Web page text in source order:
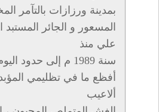
بمدينة ورزازات بالتآمر
المسعور و الجائر
علي منذ
سنة 1989 م إلى حدود
أفظع ما في تظليمي
ألاعيب